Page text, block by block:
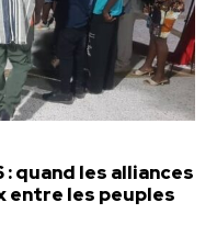
: quand les alliances
entre les peuples